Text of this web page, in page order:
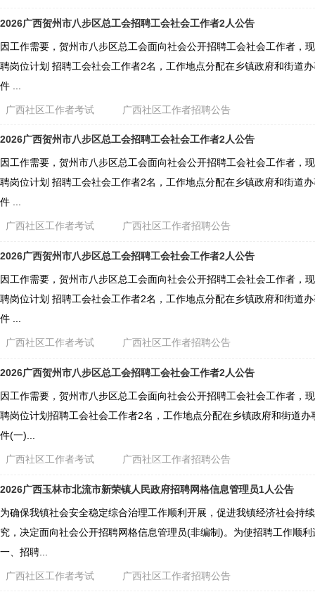
2026广西贺州市八步区总工会招聘工会社会工作者2人公告
因工作需要，贺州市八步区总工会面向社会公开招聘工会社会工作者，
聘岗位计划 招聘工会社会工作者2名，工作地点分配在乡镇政府和街道
件 ...
广西社区工作者考试 广西社区工作者招聘公告
2026广西贺州市八步区总工会招聘工会社会工作者2人公告
因工作需要，贺州市八步区总工会面向社会公开招聘工会社会工作者，
聘岗位计划 招聘工会社会工作者2名，工作地点分配在乡镇政府和街道
件 ...
广西社区工作者考试 广西社区工作者招聘公告
2026广西贺州市八步区总工会招聘工会社会工作者2人公告
因工作需要，贺州市八步区总工会面向社会公开招聘工会社会工作者，
聘岗位计划 招聘工会社会工作者2名，工作地点分配在乡镇政府和街道
件 ...
广西社区工作者考试 广西社区工作者招聘公告
2026广西贺州市八步区总工会招聘工会社会工作者2人公告
因工作需要，贺州市八步区总工会面向社会公开招聘工会社会工作者，
聘岗位计划招聘工会社会工作者2名，工作地点分配在乡镇政府和街道
件(一)...
广西社区工作者考试 广西社区工作者招聘公告
2026广西玉林市北流市新荣镇人民政府招聘网格信息管理员1人公告
为确保我镇社会安全稳定综合治理工作顺利开展，促进我镇经济社会持
究，决定面向社会公开招聘网格信息管理员(非编制)。为使招聘工作顺
一、招聘...
广西社区工作者考试 广西社区工作者招聘公告